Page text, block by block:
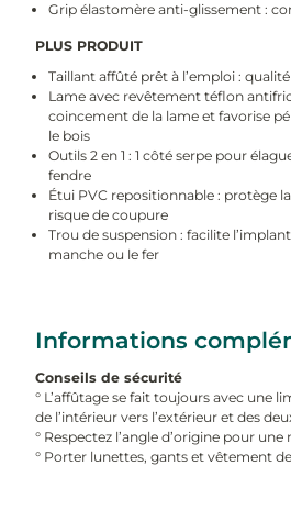
Grip élastomère anti-glissement :
PLUS PRODUIT
Taillant affûté prêt à l’emploi :
Lame avec revêtement téflon
coincement de la lame et favorise
le bois
Outils 2 en 1 : 1 côté serpe pour
fendre
Étui PVC repositionnable : protège
risque de coupure
Trou de suspension : facilite
manche ou le fer
Informations
Conseils de sécurité
° L’affûtage se fait toujours avec une
de l’intérieur vers l’extérieur et des
° Respectez l’angle d’origine pour
° Porter lunettes, gants et vêtement